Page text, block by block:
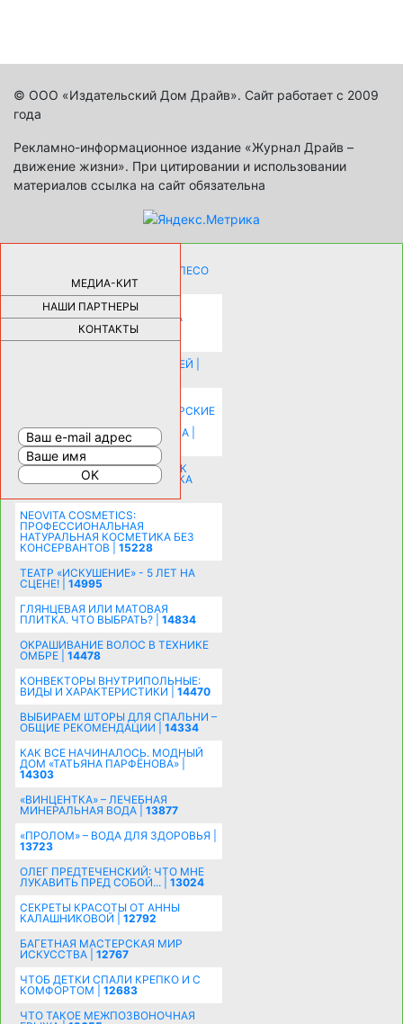
© ООО «Издательский Дом Драйв». Сайт работает с 2009
года
Рекламно-информационное издание «Журнал Драйв –
движение жизни». При цитировании и использовании
материалов ссылка на сайт обязательна
МЕДИА-КИТ
НАШИ ПАРТНЕРЫ
КОНТАКТЫ
КАК ДЕВУШКЕ ПОМЕНЯТЬ КОЛЕСО
НА АВТОМОБИЛЕ |69176
НОВЫЕ РАЗРАБОТКИ ДЛЯ
ОЗДОРОВЛЕНИЯ ОРГАНИЗМА
ПЛАТФОРМА ШУМАННА 3Д И
КАПСУЛА ЗДОРОВЬЯ |28284
ИСТОРИЯ НАКЛАДНЫХ НОГТЕЙ |
КОМНАТУ: ХИТРЫЕ ДИЗАЙНЕРСКИЕ
РАСШИРЕНИЯ ПРОСТРАНСТВА |
16192
СОБИРАЕМСЯ НА ПРАЗДНИК К
МОЛОДОЖЕНАМ: ПОДГОТОВКА
NEOVITA COSMETICS:
ПРОФЕССИОНАЛЬНАЯ
НАТУРАЛЬНАЯ КОСМЕТИКА БЕЗ
КОНСЕРВАНТОВ | 15228
ТЕАТР «ИСКУШЕНИЕ» - 5 ЛЕТ НА
СЦЕНЕ! | 14995
ГЛЯНЦЕВАЯ ИЛИ МАТОВАЯ
ПЛИТКА. ЧТО ВЫБРАТЬ? | 14834
ОКРАШИВАНИЕ ВОЛОС В ТЕХНИКЕ
ОМБРЕ | 14478
КОНВЕКТОРЫ ВНУТРИПОЛЬНЫЕ:
ВИДЫ И ХАРАКТЕРИСТИКИ | 14470
ВЫБИРАЕМ ШТОРЫ ДЛЯ СПАЛЬНИ –
ОБЩИЕ РЕКОМЕНДАЦИИ | 14334
КАК ВСЕ НАЧИНАЛОСЬ. МОДНЫЙ
ДОМ «ТАТЬЯНА ПАРФЁНОВА» |
14303
«ВИНЦЕНТКА» – ЛЕЧЕБНАЯ
МИНЕРАЛЬНАЯ ВОДА | 13877
«ПРОЛОМ» – ВОДА ДЛЯ ЗДОРОВЬЯ |
13723
ОЛЕГ ПРЕДТЕЧЕНСКИЙ: ЧТО МНЕ
ЛУКАВИТЬ ПРЕД СОБОЙ... | 13024
СЕКРЕТЫ КРАСОТЫ ОТ АННЫ
КАЛАШНИКОВОЙ | 12792
БАГЕТНАЯ МАСТЕРСКАЯ МИР
ИСКУССТВА | 12767
ЧТОБ ДЕТКИ СПАЛИ КРЕПКО И С
КОМФОРТОМ | 12683
ЧТО ТАКОЕ МЕЖПОЗВОНОЧНАЯ